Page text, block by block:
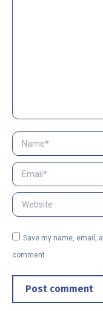
Name *
Email *
Website
Save my name, email,
comment.
Post comment